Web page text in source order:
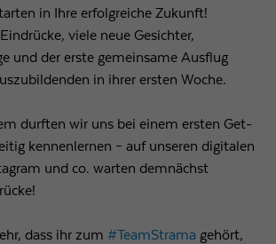
in Ihre erfolgreiche Zukunft!
viele neue Gesichter,
und der erste gemeinsame Ausflug
in ihrer ersten Woche.
durften wir uns bei einem ersten Get-
kennenlernen – auf unseren digitalen
und co. warten demnächst
dass ihr zum #TeamStrama gehört,